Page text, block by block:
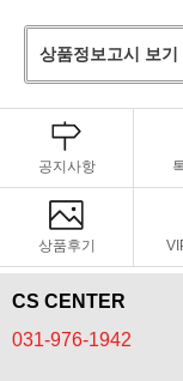
상품정보고시 보기
공지사항
상품후기
CS CENTER
031-976-1942